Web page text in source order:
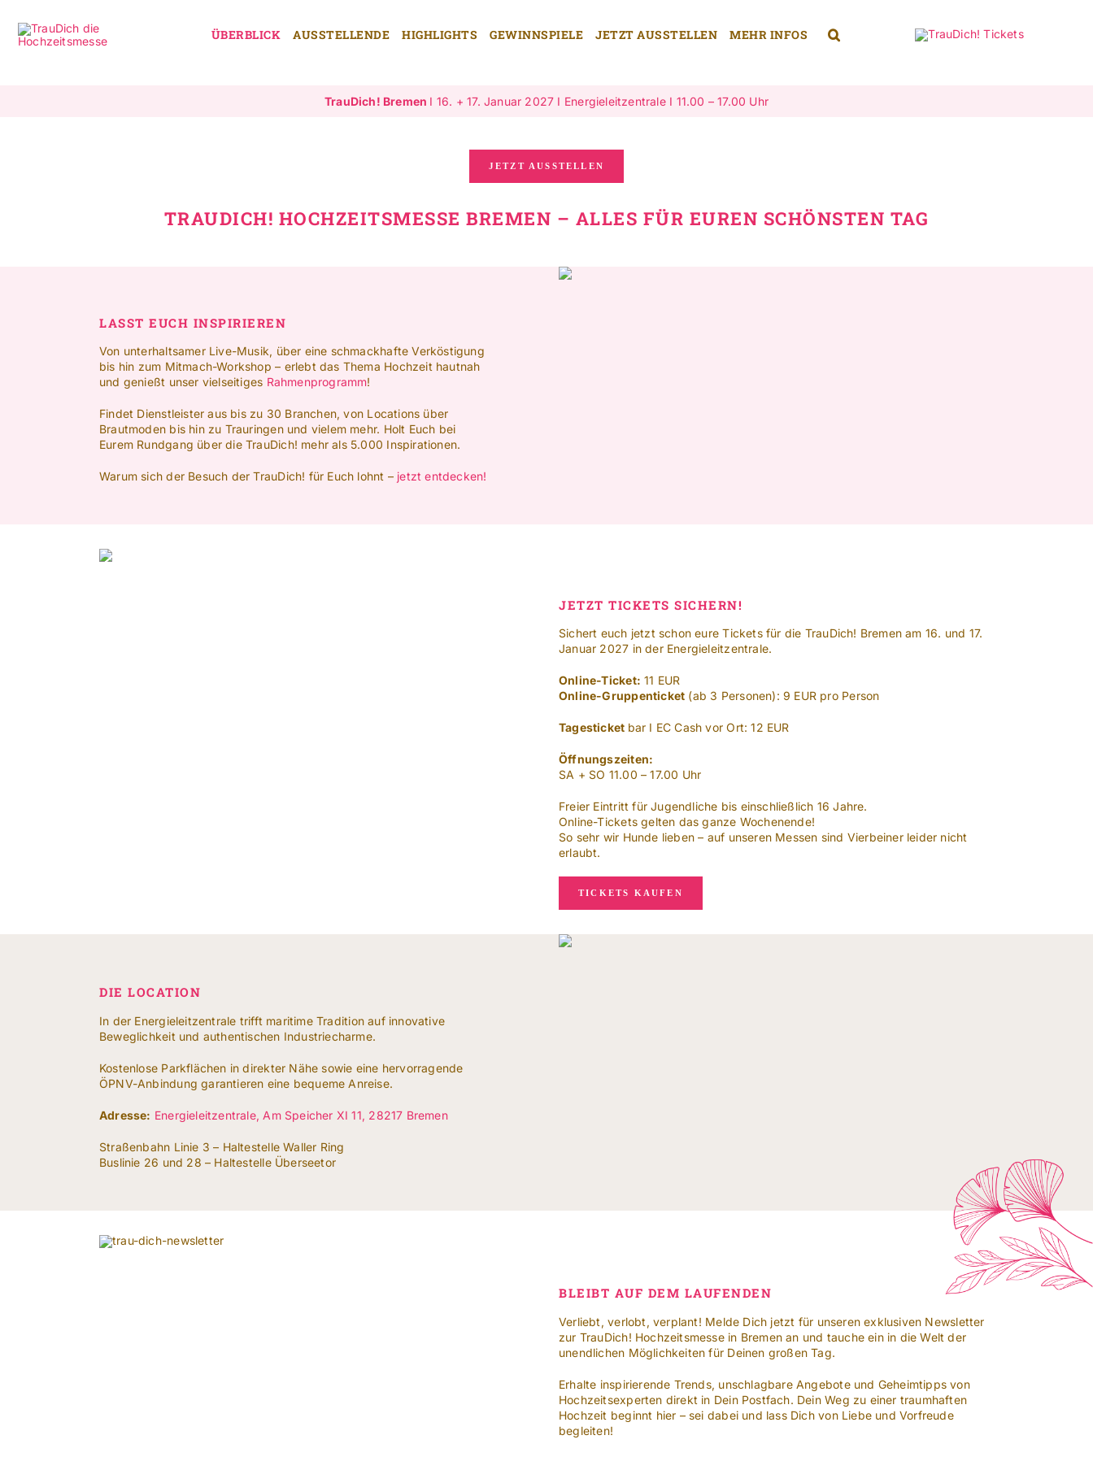
Inhalt
springen
ÜBERBLICK AUSSTELLENDE HIGHLIGHTS GEWINNSPIELE JETZT AUSSTELLEN MEHR INFOS
TrauDich! Bremen I 16. + 17. Januar 2027 I Energieleitzentrale I 11.00 – 17.00 Uhr
JETZT AUSSTELLEN
TRAUDICH! HOCHZEITSMESSE BREMEN – ALLES FÜR EUREN SCHÖNSTEN TAG
LASST EUCH INSPIRIEREN
Von unterhaltsamer Live-Musik, über eine schmackhafte Verköstigung
bis hin zum Mitmach-Workshop – erlebt das Thema Hochzeit hautnah
und genießt unser vielseitiges Rahmenprogramm!
Findet Dienstleister aus bis zu 30 Branchen, von Locations über
Brautmoden bis hin zu Trauringen und vielem mehr. Holt Euch bei
Eurem Rundgang über die TrauDich! mehr als 5.000 Inspirationen.
Warum sich der Besuch der TrauDich! für Euch lohnt –jetzt entdecken!
JETZT TICKETS SICHERN!
Sichert euch jetzt schon eure Tickets für die TrauDich! Bremen am 16. und 17.
Januar 2027 in der Energieleitzentrale.
Online-Ticket: 11 EUR
Online-Gruppenticket (ab 3 Personen): 9 EUR pro Person
Tagesticket bar I EC Cash vor Ort: 12 EUR
Öffnungszeiten:
SA + SO 11.00 – 17.00 Uhr
Freier Eintritt für Jugendliche bis einschließlich 16 Jahre.
Online-Tickets gelten das ganze Wochenende!
So sehr wir Hunde lieben – auf unseren Messen sind Vierbeiner leider nicht
erlaubt.
TICKETS KAUFEN
DIE LOCATION
In der Energieleitzentrale trifft maritime Tradition auf innovative
Beweglichkeit und authentischen Industriecharme.
Kostenlose Parkflächen in direkter Nähe sowie eine hervorragende
ÖPNV-Anbindung garantieren eine bequeme Anreise.
Adresse: Energieleitzentrale, Am Speicher XI 11, 28217 Bremen
Straßenbahn Linie 3 – Haltestelle Waller Ring
Buslinie 26 und 28 – Haltestelle Überseetor
BLEIBT AUF DEM LAUFENDEN
Verliebt, verlobt, verplant! Melde Dich jetzt für unseren exklusiven Newsletter
zur TrauDich! Hochzeitsmesse in Bremen an und tauche ein in die Welt der
unendlichen Möglichkeiten für Deinen großen Tag.
Erhalte inspirierende Trends, unschlagbare Angebote und Geheimtipps von
Hochzeitsexperten direkt in Dein Postfach. Dein Weg zu einer traumhaften
Hochzeit beginnt hier – sei dabei und lass Dich von Liebe und Vorfreude
begleiten!